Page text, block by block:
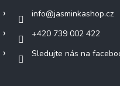
info@jasminkashop.cz
+420 739 002 422
Sledujte nás na